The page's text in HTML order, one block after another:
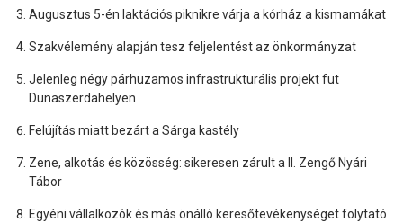
Augusztus 5-én laktációs piknikre várja a kórház a kismamákat
Szakvélemény alapján tesz feljelentést az önkormányzat
Jelenleg négy párhuzamos infrastrukturális projekt fut
Dunaszerdahelyen
Felújítás miatt bezárt a Sárga kastély
Zene, alkotás és közösség: sikeresen zárult a II. Zengő Nyári
Tábor
Egyéni vállalkozók és más önálló keresőtevékenységet folytató